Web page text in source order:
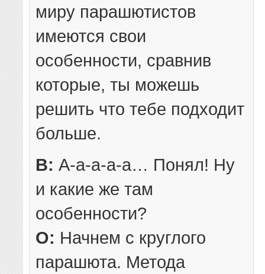
миру парашютистов
имеются свои
особенности, сравнив
которые, ты можешь
решить что тебе подходит
больше.
В: А-а-а-а-а… Понял! Ну
и какие же там
особенности?
О: Начнем с круглого
парашюта. Метода